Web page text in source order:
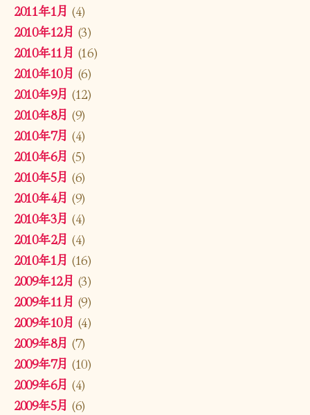
2011年1月 (4)
2010年12月 (3)
2010年11月 (16)
2010年10月 (6)
2010年9月 (12)
2010年8月 (9)
2010年7月 (4)
2010年6月 (5)
2010年5月 (6)
2010年4月 (9)
2010年3月 (4)
2010年2月 (4)
2010年1月 (16)
2009年12月 (3)
2009年11月 (9)
2009年10月 (4)
2009年8月 (7)
2009年7月 (10)
2009年6月 (4)
2009年5月 (6)